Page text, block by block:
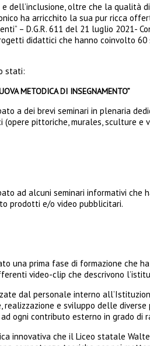
dell’inclusione, oltre che la
ha arricchito la sua pur ricca
– D.G.R. 611 del 21 luglio
didattici che hanno coinvolto 60
stati:
METODICA DI INSEGNAMENTO”
a dei brevi seminari in plenaria
pittoriche, murales, sculture
ad alcuni seminari informativi
prodotti e/o video pubblicitari.
una prima fase di formazione che
video-clip che descrivono
dal personale interno
e sviluppo delle diverse
ogni contributo esterno in grado di
che il Liceo statale